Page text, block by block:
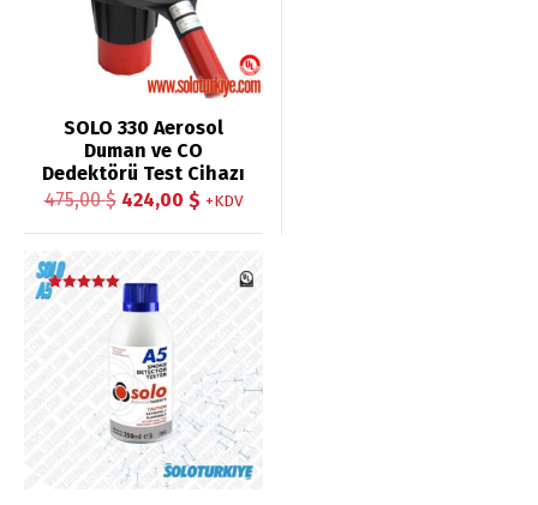
SOLO 330 Aerosol
Duman ve CO
Dedektörü Test Cihazı
475,00$ Orijinal
424,00 $Şu
424,00 $.
+KDV
5 üzerinden